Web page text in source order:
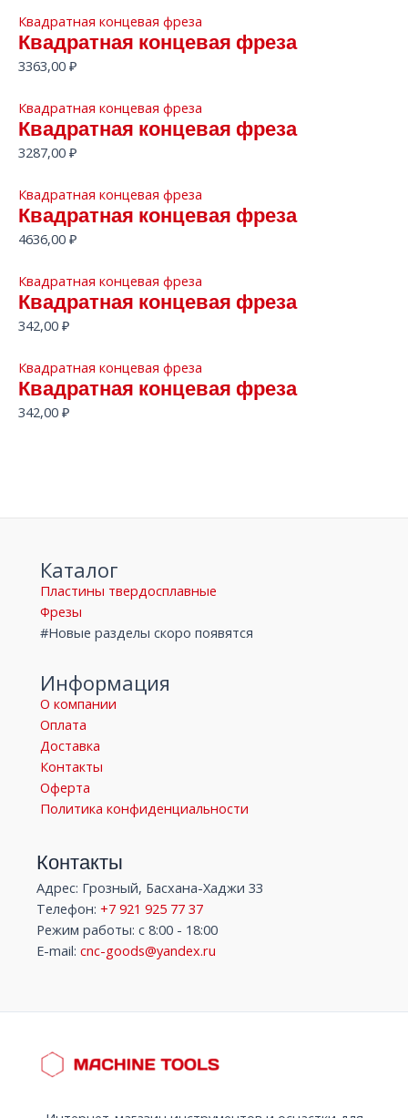
Квадратная концевая фреза
Квадратная концевая фреза
3363,00 ₽
Квадратная концевая фреза
Квадратная концевая фреза
3287,00 ₽
Квадратная концевая фреза
Квадратная концевая фреза
4636,00 ₽
Квадратная концевая фреза
Квадратная концевая фреза
342,00 ₽
Квадратная концевая фреза
Квадратная концевая фреза
342,00 ₽
Каталог
Пластины твердосплавные
Фрезы
#Новые разделы скоро появятся
Информация
О компании
Оплата
Доставка
Контакты
Оферта
Политика конфиденциальности
Контакты
Адрес: Грозный, Басхана-Хаджи 33
Телефон: +7 921 925 77 37
Режим работы: с 8:00 - 18:00
E-mail: cnc-goods@yandex.ru